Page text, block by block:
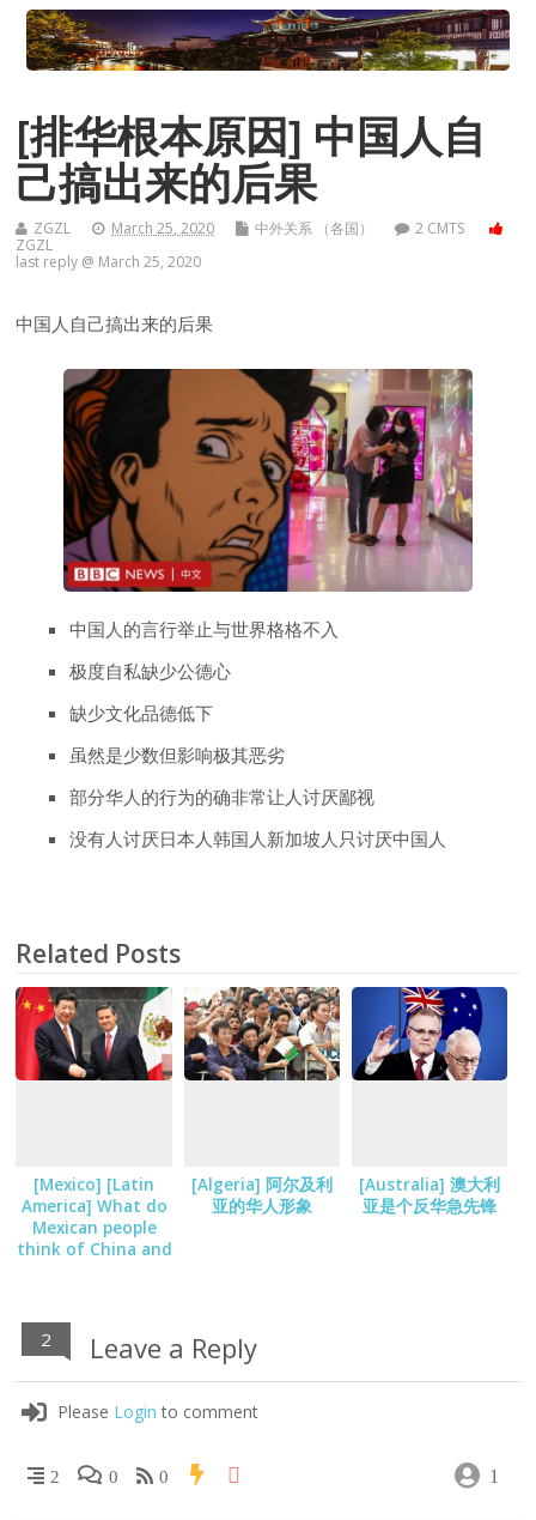
[排华根本原因] 中国人自
己搞出来的后果
ZGZL March 25, 2020 中外关系 （各国）
2 CMTS
ZGZL
last reply @ March 25, 2020
中国人自己搞出来的后果
中国人的言行举止与世界格格不入
极度自私缺少公德心
缺少文化品德低下
虽然是少数但影响极其恶劣
部分华人的行为的确非常让人讨厌鄙视
没有人讨厌日本人韩国人新加坡人只讨厌中国人
Related Posts
[Mexico] [Latin
America] What do
Mexican people
think of China and
[Algeria] 阿尔及利
亚的华人形象
[Australia] 澳大利
亚是个反华急先锋
2 Leave a Reply
Please Login to comment
2 0 0 1